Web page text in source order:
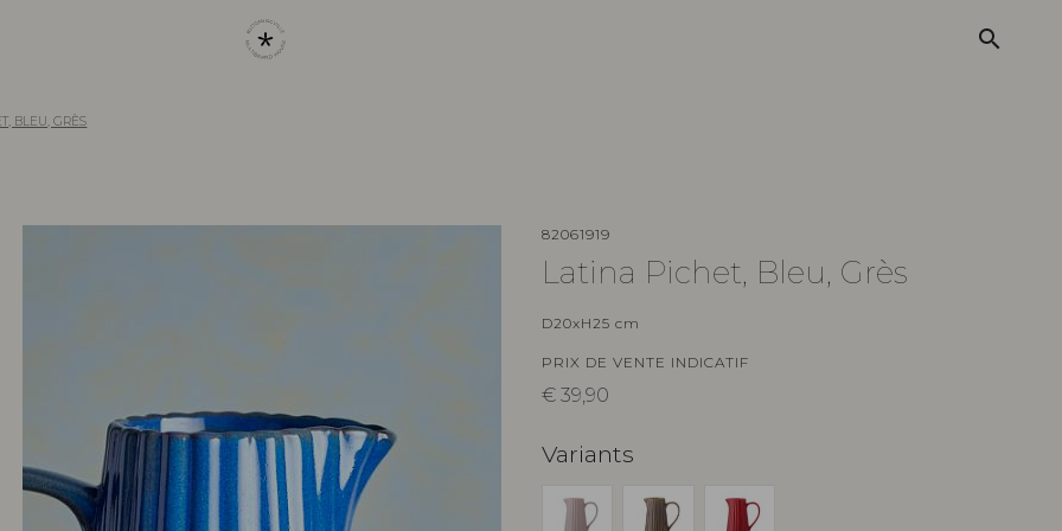
search
BLEU, GRÈS
82061919
Latina Pichet, Bleu, Grès
D20xH25 cm
PRIX DE VENTE INDICATIF
€ 39,90
Variants